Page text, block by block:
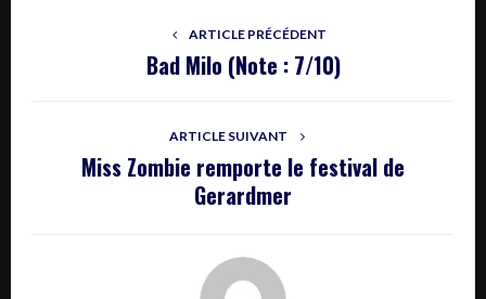
ARTICLE PRÉCÉDENT
Bad Milo (Note : 7/10)
ARTICLE SUIVANT
Miss Zombie remporte le festival de
Gerardmer